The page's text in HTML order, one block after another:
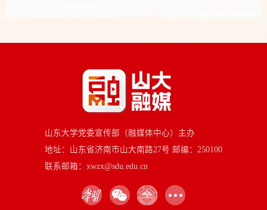
山东大学党委宣传部（融媒体中心）主办
地址：山东省济南市山大南路27号 邮编：250100
联系邮箱：xwzx@sdu.edu.cn